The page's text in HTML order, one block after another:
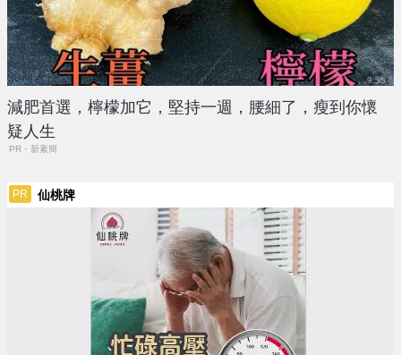
減肥首選，檸檬加它，堅持一週，腰細了，瘦到你懷
疑人生
PR・新素簡
PR 仙桃牌